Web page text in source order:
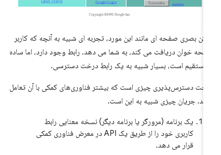
بصری صفحه ای مانند این مورد، تجربه ای شبیه به آنچه که کاربر
خوان دریافت می کند، به شما می دهد. رابط وجود دارد، اما ساده
مستقیم است، بسیار شبیه به یک رابط درخت دسترسی.
دسترس‌پذیری چیزی است که بیشتر فناوری‌های کمکی با آن تعامل
جریان چیزی شبیه به این است.
یک برنامه (مرورگر یا برنامه دیگر) نسخه معنایی رابط
کاربری خود را از طریق یک API در معرض فناوری کمکی
قرار می دهد.